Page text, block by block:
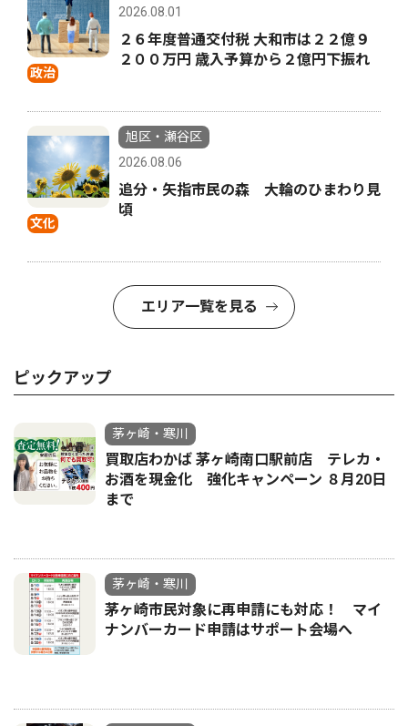
政治
2026.08.01
２６年度普通交付税 大和市は２２億９
２００万円 歳入予算から２億円下振れ
文化
旭区・瀬谷区
2026.08.06
追分・矢指市民の森 大輪のひまわり見
頃
エリア一覧を見る
ピックアップ
茅ヶ崎・寒川
買取店わかば 茅ヶ崎南口駅前店 テレカ・
お酒を現金化 強化キャンペーン ８月20日
まで
茅ヶ崎・寒川
茅ヶ崎市民対象に再申請にも対応！ マイ
ナンバーカード申請はサポート会場へ